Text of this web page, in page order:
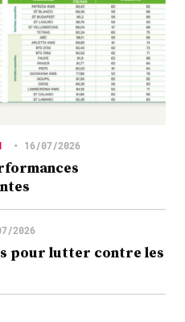
• 16/07/2026
2026
pour lutter contre les